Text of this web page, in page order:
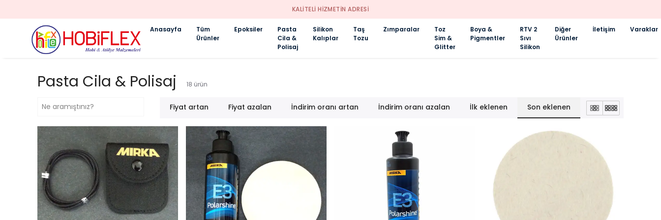
KALİTELİ HİZMETİN ADRESİ
Anasayfa
Tüm
Ürünler
Epoksiler
Pasta
Cila &
Polisaj
Silikon
Kalıplar
Taş
Tozu
Zımparalar
Toz
Sim &
Glitter
Boya &
Pigmentler
RTV 2
Sıvı
Silikon
Diğer
Ürünler
İletişim Varaklar
Pasta Cila & Polisaj 18 ürün
Fiyat artan Fiyat azalan İndirim oranı artan İndirim oranı azalan İlk eklenen Son eklenen